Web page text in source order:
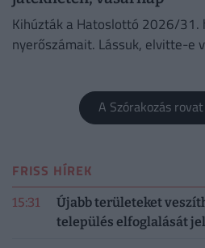
Kihúzták a Hatoslottó 2026/31.
nyerőszámait. Lássuk, elvitte-e
A Szórakozás
FRISS HÍREK
15:31
Újabb területeket
település elfoglalását